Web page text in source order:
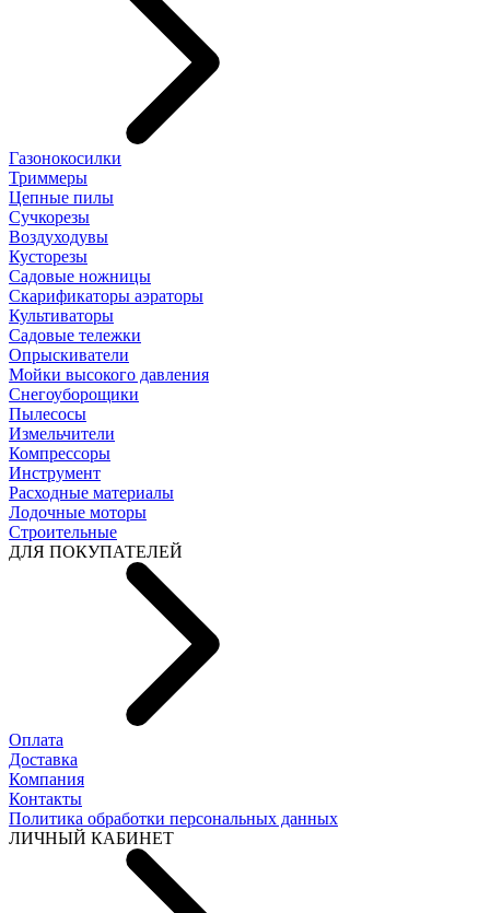
Газонокосилки
Триммеры
Цепные пилы
Cучкорезы
Воздуходувы
Кусторезы
Садовые ножницы
Скарификаторы аэраторы
Культиваторы
Садовые тележки
Опрыскиватели
Мойки высокого давления
Снегоуборощики
Пылесосы
Измельчители
Компрессоры
Инструмент
Расходные материалы
Лодочные моторы
Строительные
ДЛЯ ПОКУПАТЕЛЕЙ
Оплата
Доставка
Компания
Контакты
Политика обработки персональных данных
ЛИЧНЫЙ КАБИНЕТ